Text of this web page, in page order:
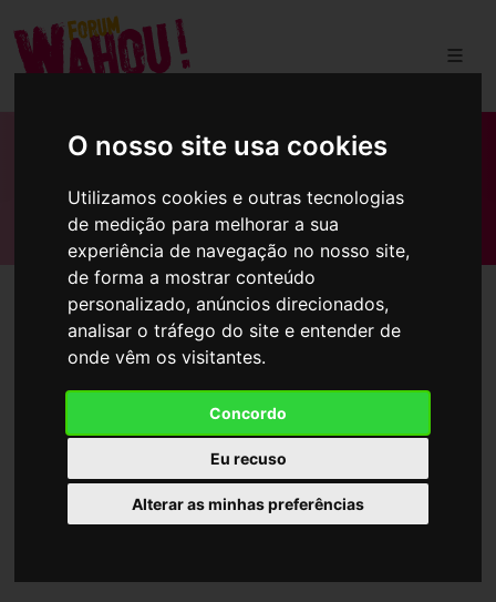
O nosso site usa cookies
Utilizamos cookies e outras tecnologias
de medição para melhorar a sua
experiência de navegação no nosso site,
de forma a mostrar conteúdo
personalizado, anúncios direcionados,
analisar o tráfego do site e entender de
onde vêm os visitantes.
Concordo
Eu recuso
Alterar as minhas preferências
FAÇA A SUA INSCRIÇÃO
Processo simples e online
AS INSCRIÇÕES PARA O
PRÓXIMO FÓRUM ABREM
BREVEMENTE!